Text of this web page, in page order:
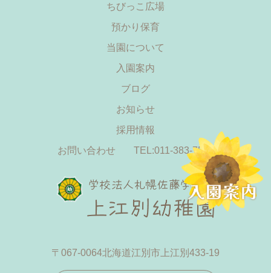
ちびっこ広場
預かり保育
当園について
入園案内
ブログ
お知らせ
採用情報
お問い合わせ
TEL:011-383-7555
〒067-0064北海道江別市上江別433-19